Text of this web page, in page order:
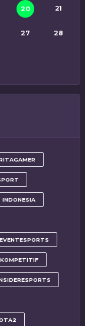
20 21
27 28
INDONESIA
EVENTESPORTS